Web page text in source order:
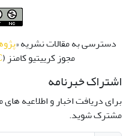
دسترسی به مقالات نشریه «
مجوز کرییتیو کامنز (
اشتراک خبرنامه
برای دریافت اخبار و اطلاعیه
مشترک شوید.